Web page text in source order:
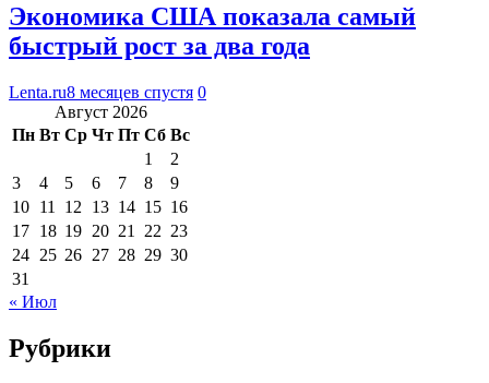
Экономика США показала самый
быстрый рост за два года
Lenta.ru8 месяцев спустя 0
Август 2026
Пн Вт Ср Чт Пт Сб Вс
1
2
3
4 5 6 7 8
9
10 11 12 13 14 15 16
17 18 19 20 21 22 23
24 25 26 27 28 29 30
31
« Июл
Рубрики